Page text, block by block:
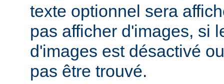
texte optionnel sera
pas afficher d'images, si
d'images est désactivé
pas être trouvé.